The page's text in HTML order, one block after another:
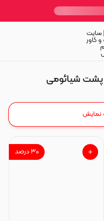
برچسب پشت شیائومی
پشت شیائومی
نمایش
۳۰درصد